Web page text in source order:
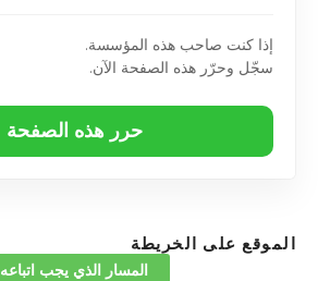
إذا كنت صاحب هذه المؤسسة.
سجّل وحرّر هذه الصفحة الآن.
حرر هذه الصفحة
الموقع على الخريطة
المسار الذي يجب اتباعه